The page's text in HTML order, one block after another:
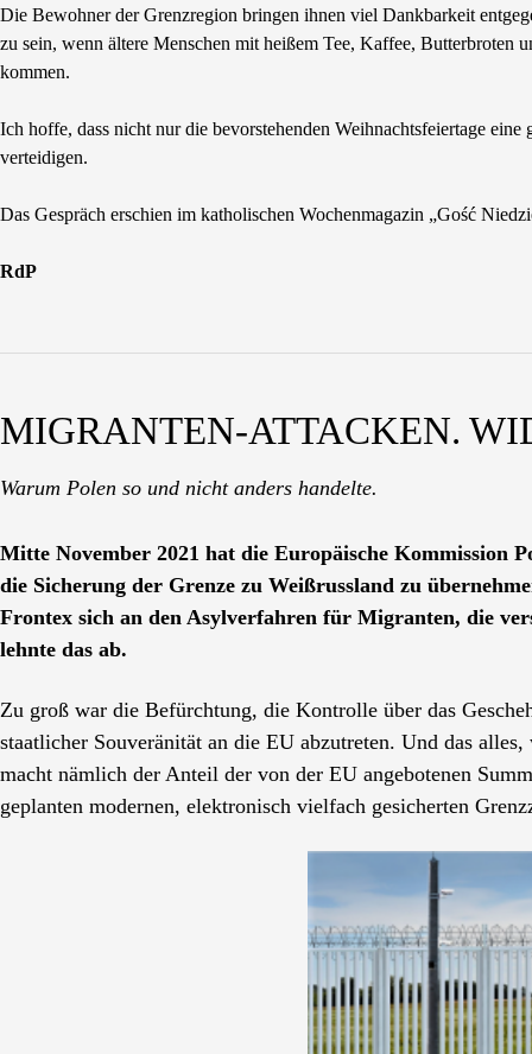
Die Bewohner der Grenzregion bringen ihnen viel Dankbarkeit
zu sein, wenn ältere Menschen mit heißem Tee, Kaffee, Butterbroten
kommen.
Ich hoffe, dass nicht nur die bevorstehenden Weihnachtsfeiertage
verteidigen.
Das Gespräch erschien im katholischen Wochenmagazin „Gość
RdP
MIGRANTEN-ATTACKEN.
Warum Polen so und nicht anders handelte.
Mitte November 2021 hat die Europäische Kommission
die Sicherung der Grenze zu Weißrussland zu
Frontex sich an den Asylverfahren für Migranten, die
lehnte das ab.
Zu groß war die Befürchtung, die Kontrolle über das
staatlicher Souveränität an die EU abzutreten. Und das
macht nämlich der Anteil der von der EU angebotenen
geplanten modernen, elektronisch vielfach gesicherten